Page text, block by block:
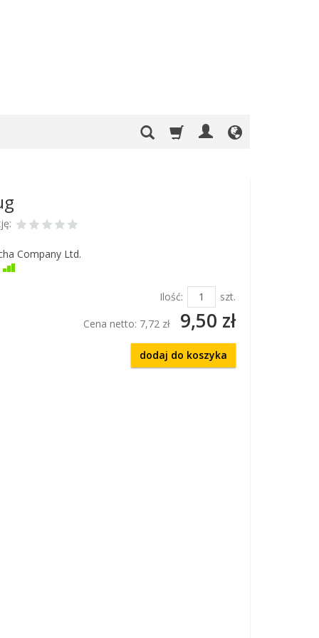
Company Ltd.
Ilość:
szt.
Cena netto: 7,72 zł 9,50 zł
dodaj do koszyka